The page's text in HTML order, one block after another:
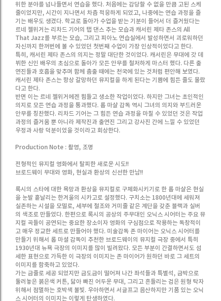
위한 분야를 넘나들면서 연습을 했다. 처음에는 감당할 수 없을 만큼 고된 스케
줄이었지만, 시간이 지나면서 차츰 적응하게 되었고, 나중에는 연습 과정을 즐
기는 배우도 생겼다. 학교로 돌아가 수업을 받는 기분이 들어서 더 즐거웠다는
르네 젤위거는 리차드 기어의 탭 댄스 추는 모습과 캐서린 제타 존스의 All
That Jazz를 부르는 모습, 그리고 피아노 연습실에서 발성하면서 괴로워하던
자신까지 한꺼번에 볼 수 있었던 첫번째 수업이 가장 인상적이었다고 한다.
특히, 캐서린 제타 존스의 의지는 정말 대단한 것이었다. 캐서린은 무대에 갓 데
뷔한 신인 배우의 초심으로 돌아가 모든 안무를 철저하게 마스터 했다. 다른 출
연진들과 호흡을 맞추며 함께 춤출 때에는 천국에 있는 것처럼 편안해 보였다.
캐서린 제타 존스는 항상 갈망하던 뮤지컬을 하게 된다는 기쁨에 힘든 줄도 몰랐
다고 한다.
반면 이는 르네 젤위거에겐 힘들고 생소한 작업이었다. 하지만 그녀는 초인적인
의지로 모든 연습 과정을 통과했다. 롭 마샬 감독 역시 그녀의 의지와 부드러운
안무를 칭찬했다. 리차드 기어는 그 힘든 연습 과정을 마칠 수 있었던 것은 작업
과정의 즐거움 뿐 아니라 제작진과 출연진 그리고 강사진 간에 느낄 수 있었던
우정과 사랑 덕분이었을 것이라고 회상한다.
Production Note : 촬영, 조명
전형적인 뮤지컬 영화에서 탈피한 새로운 시도!!
브로드웨이 무대와 영화, 현실과 환상의 신선한 만남!!
록시의 스타에 대한 욕망과 환상을 뮤지컬로 구체화시키기로 한 롭 마샬은 현실
을 눈발 흩날리는 한겨울의 시카고로 설정했다. 구치소는 1800년대에 세워져
실존하는 시설을 모델로, 세부에 철조와 거미줄 같은 계단을 갖춘 블랙과 실버
의 색조로 만들었다. 한편으로 록시의 공상의 주무대인 오닉스 시어터는 주요 뮤
지컬 곡들이 공연되는 중요한 장소이자 영화의 구심점으로 작용하는 독창적이
고 매우 정교한 세트로 만들어야 했다. 미술감독 존 마이어는 오닉스 시어터를
만들기 위해서 롭 마셜 감독이 추천한 브로드웨이의 뮤지컬 극장 중에서 특히
1930년대 뉴욕 극장의 이미지를 많이 빌려왔다. 모든 부분이 간결하면서도 섬
세한 표현으로 가득한 이 극장의 이미지는 존 마이어가 원하던 바로 그 세트의
이미지를 함축하고 있었다.
가는 금줄로 세공 되었지만 금도금이 떨어져 나간 좌석들과 특별석, 금박으로
둘러놓은 붉은색 커튼, 닳아 빠진 어두운 무대, 그리고 흔들리는 검은 원형 탁자
위해서 점멸하는 호박색 불빛. 우아하면서 서글프고 음산하지만 기품 있는 오닉
스 시어터의 이미지는 이렇게 탄생하였다.